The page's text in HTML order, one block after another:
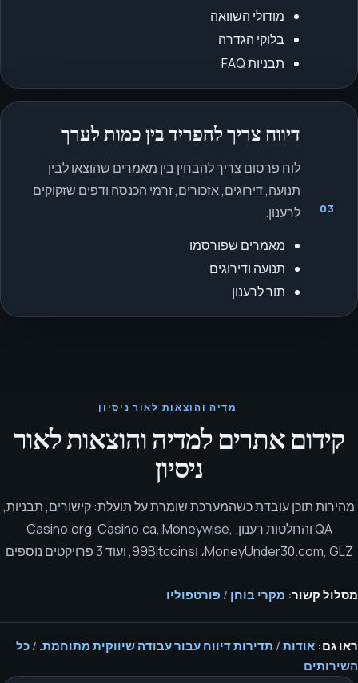
מודולי השוואה
בלוקי הגדרה
תבניות FAQ
03
דיווח צריך להפריד בין כמות לערך
לוח פרסום צריך להבחין בין מאמרים שהוצאו לבין
תנועה, דירוגים, אזכורים, זרמי הכנסה ודפים שזקוקים
לרענון.
מאמרים שפורסמו
תנועה ודירוגים
תור לרענון
מדיה והוצאות לאור ניסיון
קידום אתרים למדיה והוצאות לאור
ניסיון
מהירות תוכן עובדת כשהמערכת שומרת על תועלת: קישורים, תבניות,
QA והחלטות רענון.
Casino.org, Casino.ca, Moneywise,
MoneyUnder30.com, GLZ، ו99Bitcoins, ועוד 3 פרויקטים נוספים
מסלול קשור: מקרי בוחן / פורטפוליו
ראו גם: אודות / תדירות דיווח עבור עבודה שיווקית מתוחמת. / כל
השירותים